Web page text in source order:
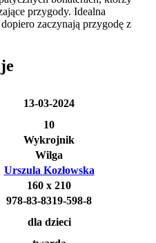
przygody. Idealna
zaczynają przygodę z
13-03-2024
10
Wykrojnik
Wilga
Urszula Kozłowska
160 x 210
978-83-8319-598-8
dla dzieci